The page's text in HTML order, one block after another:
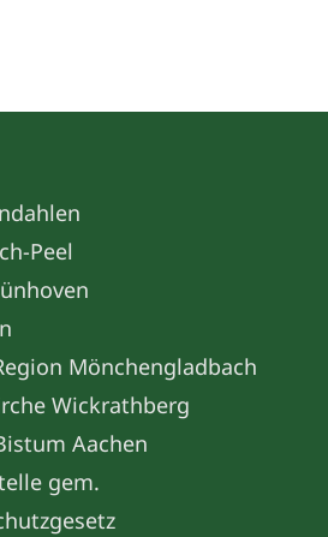
Peel
Mönchengladbach
Wickrathberg
Aachen
gem.